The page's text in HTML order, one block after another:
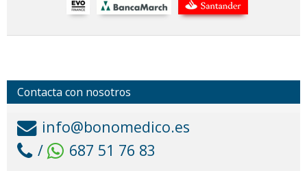
Contacta con nosotros
info@bonomedico.es
/
687 51 76 83